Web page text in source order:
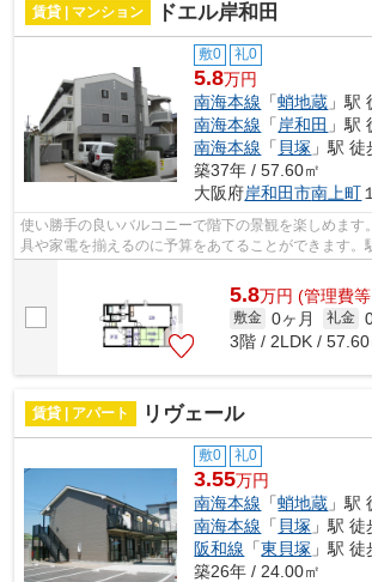
賃貸 | マンション ドエル岸和田
敷0 礼0
5.8万円
南海本線 「蛸地蔵 」駅
南海本線 「 岸和田 」駅
南海本線 「 貝塚 」駅
築37年 / 57.60㎡
大阪府岸和田市南上町
使い勝手の良いバルコニーで階下の景観を楽しめます
具や家電を揃えるのに予算をあてることができます。
5.8万円 (管理費
敷金 0ヶ月 礼金
3階 / 2LDK / 57.60
賃貸 | アパート リヴェール
敷0 礼0
3.55万円
南海本線 「蛸地蔵 」駅
南海本線 「 貝塚 」駅
阪和線 「東貝塚 」駅
築26年 / 24.00㎡